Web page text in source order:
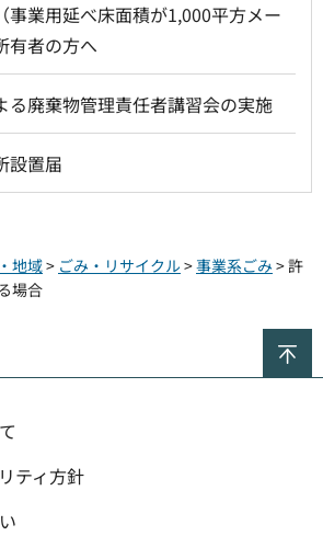
事業用延べ床面積が1,000平方メー
有者の方へ
る廃棄物管理責任者講習会の実施
設置届
地域> ごみ・リサイクル>事業系ごみ> 許
場合
ティ方針